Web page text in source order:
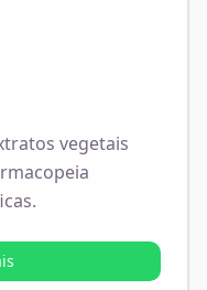
vegetais